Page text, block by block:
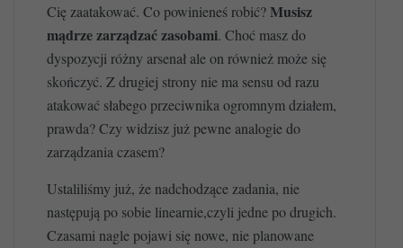
Cię zaatakować. Co powinieneś robić?Musisz
mądrze zarządzać zasobami. Choć masz do
dyspozycji różny arsenał ale on również może się
skończyć. Z drugiej strony nie ma sensu od razu
atakować słabego przeciwnika ogromnym działem,
prawda? Czy widzisz już pewne analogie do
zarządzania czasem?
Ustaliliśmy już, że nadchodzące zadania, nie
następują po sobie linearnie,czyli jedne po drugich.
Czasami nagle pojawi się nowe, nie planowane